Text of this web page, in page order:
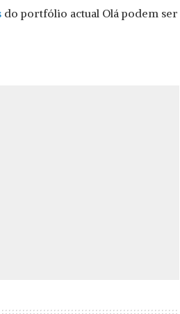
do portfólio actual Olá podem ser